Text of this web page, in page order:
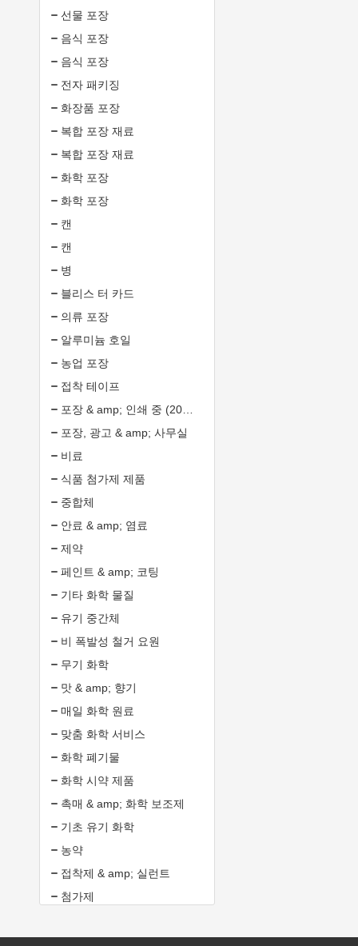
선물 포장
음식 포장
음식 포장
전자 패키징
화장품 포장
복합 포장 재료
복합 포장 재료
화학 포장
화학 포장
캔
캔
병
블리스 터 카드
의류 포장
알루미늄 호일
농업 포장
접착 테이프
포장, 광고 & amp; 사무실
비료
식품 첨가제 제품
중합체
안료 & amp; 염료
제약
페인트 & amp; 코팅
기타 화학 물질
유기 중간체
비 폭발성 철거 요원
무기 화학
맛 & amp; 향기
매일 화학 원료
맞춤 화학 서비스
화학 폐기물
화학 시약 제품
촉매 & amp; 화학 보조제
기초 유기 화학
농약
접착제 & amp; 실런트
첨가제